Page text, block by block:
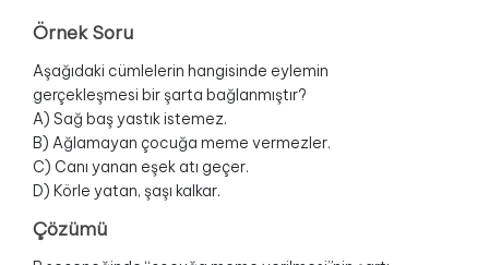
Örnek Soru
Aşağıdaki cümlelerin hangisinde eylemin
gerçekleşmesi bir şarta bağlanmıştır?
A) Sağ baş yastık istemez.
B) Ağlamayan çocuğa meme vermezler.
C) Canı yanan eşek atı geçer.
D) Körle yatan, şaşı kalkar.
Çözümü